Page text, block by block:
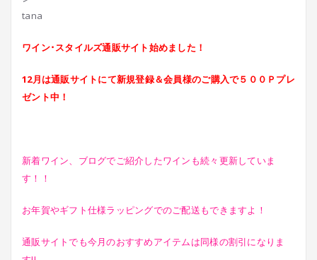
tana
ワイン･スタイルズ通販サイト始めました！
12月は通販サイトにて新規登録＆会員様のご購入で５００Ｐプレ
ゼント中！
新着ワイン、ブログでご紹介したワインも続々更新していま
す！！
お年賀やギフト仕様ラッピングでのご配送もできますよ！
通販サイトでも今月のおすすめアイテムは同様の割引になりま